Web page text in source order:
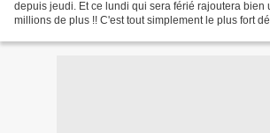
depuis jeudi. Et ce lundi qui sera férié rajoutera bien
millions de plus !! C'est tout simplement le plus fort